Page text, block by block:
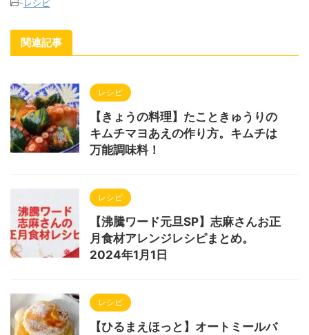
-レシピ
関連記事
レシピ
【きょうの料理】たこときゅうりの
キムチマヨあえの作り方。キムチは
万能調味料！
レシピ
【沸騰ワード元旦SP】志麻さんお正
月食材アレンジレシピまとめ。
2024年1月1日
レシピ
【ひるまえほっと】オートミールバ